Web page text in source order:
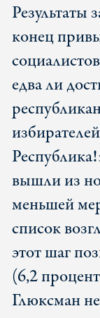
Результаты
конец
едва ли
вышли из
меньшей
список
этот шаг
(6,2
Глюксман